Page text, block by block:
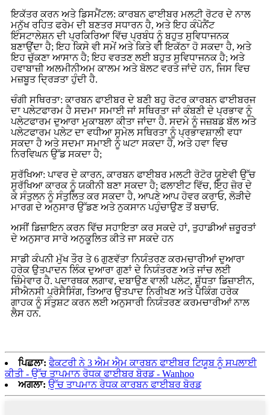
ਇਕੱਤਰ ਕਰਨ ਅਤੇ ਡਿਸਮੈਂਟਲ: ਕਾਰਬਨ ਫਾਈਬਰ ਮਲਟੀ ਰੋਟਰ ਦੇ ਨਾਲ
ਮਨੁੱਖ ਰਹਿਤ ਫਰੇਮ ਦੀ ਬਣਤਰ ਸਧਾਰਨ ਹੈ, ਅਤੇ ਇਹ ਕੰਪੋਨੈਂਟ
ਇੰਸਟਾਲੇਸ਼ਨ ਦੀ ਪ੍ਰਕਿਰਿਆ ਵਿੱਚ ਪ੍ਰਬੰਧ ਨੂੰ ਬਹੁਤ ਸੁਵਿਧਾਜਨਕ
ਬਣਾਉਂਦਾ ਹੈ; ਇਹ ਕਿਸੇ ਵੀ ਸਮੇਂ ਅਤੇ ਕਿਤੇ ਵੀ ਇਕੱਠਾ ਹੋ ਸਕਦਾ ਹੈ, ਅਤੇ
ਇਹ ਚੁੱਕਣਾ ਆਸਾਨ ਹੈ; ਇਹ ਵਰਤਣ ਲਈ ਬਹੁਤ ਸੁਵਿਧਾਜਨਕ ਹੈ; ਅਤੇ
ਹਵਾਬਾਜ਼ੀ ਅਲਮੀਨੀਅਮ ਕਾਲਮ ਅਤੇ ਬੋਲਟ ਵਰਤੇ ਜਾਂਦੇ ਹਨ, ਜਿਸ ਵਿਚ
ਮਜ਼ਬੂਤ ​​ਦ੍ਰਿੜਤਾ ਹੁੰਦੀ ਹੈ.
ਚੰਗੀ ਸਥਿਰਤਾ: ਕਾਰਬਨ ਫਾਈਬਰ ਦੇ ਬਣੀ ਬਹੁ ਰੋਟਰ ਕਾਰਬਨ ਫਾਈਬਰਜ
ਦਾ ਪਲੇਟਫਾਰਮ ਹੈ ਸਦਮਾ ਸਮਾਈ ਜਾਂ ਸਥਿਰਤਾ ਜਾਂ ਕੰਬਣੀ ਦੇ ਪ੍ਰਭਾਵ ਨੂੰ
ਪਲੇਟਫਾਰਮ ਦੁਆਰਾ ਮੁਕਾਬਲਾ ਕੀਤਾ ਜਾਂਦਾ ਹੈ. ਸਦਮੇ ਨੂੰ ਜਜ਼ਬਡ ਬੱਲ ਅਤੇ
ਪਲੇਟਫਾਰਮ ਪਲੇਟ ਦਾ ਵਧੀਆ ਸੁਮੇਲ ਸਥਿਰਤਾ ਨੂੰ ਪ੍ਰਭਾਵਸ਼ਾਲੀ ਵਧਾ
ਸਕਦਾ ਹੈ ਅਤੇ ਸਦਮਾ ਸਮਾਈ ਨੂੰ ਘਟਾ ਸਕਦਾ ਹੈ, ਅਤੇ ਹਵਾ ਵਿਚ
ਨਿਰਵਿਘਨ ਉੱਡ ਸਕਦਾ ਹੈ;
ਸੁਰੱਖਿਆ: ਪਾਵਰ ਦੇ ਕਾਰਨ, ਕਾਰਬਨ ਫਾਈਬਰ ਮਲਟੀ ਰੋਟੋਰ ਯੂਏਵੀ ਉੱਚ
ਸੁਰੱਖਿਆ ਕਾਰਕ ਨੂੰ ਯਕੀਨੀ ਬਣਾ ਸਕਦਾ ਹੈ; ਫਲਾਈਟ ਵਿੱਚ, ਇਹ ਜ਼ੋਰ ਦੇ
ਕੇ ਸੰਤੁਲਨ ਨੂੰ ਸੰਤੁਲਿਤ ਕਰ ਸਕਦਾ ਹੈ, ਆਪਣੇ ਆਪ ਹੋਵਰ ਕਰਾਓ, ਲੋੜੀਦੇ
ਮਾਰਗ ਦੇ ਅਨੁਸਾਰ ਉੱਡਣ ਅਤੇ ਨੁਕਸਾਨ ਪਹੁੰਚਾਉਣ ਤੋਂ ਬਚਾਓ.
ਅਸੀਂ ਡਿਜ਼ਾਇਨ ਕਰਨ ਵਿੱਚ ਸਹਾਇਤਾ ਕਰ ਸਕਦੇ ਹਾਂ, ਤੁਹਾਡੀਆਂ ਜ਼ਰੂਰਤਾਂ
ਦੇ ਅਨੁਸਾਰ ਸਾਰੇ ਅਨੁਕੂਲਿਤ ਕੀਤੇ ਜਾ ਸਕਦੇ ਹਨ
ਸਾਡੀ ਕੰਪਨੀ ਮੁੱਖ ਤੌਰ ਤੇ 6 ਗੁਣਵੱਤਾ ਨਿਯੰਤਰਣ ਕਰਮਚਾਰੀਆਂ ਦੁਆਰਾ
ਹਰੇਕ ਉਤਪਾਦਨ ਲਿੰਕ ਦੁਆਰਾ ਗੁਣਾਂ ਦੇ ਨਿਯੰਤਰਣ ਅਤੇ ਜਾਂਚ ਲਈ
ਜ਼ਿੰਮੇਵਾਰ ਹੈ. ਪਦਾਰਥਕ ਲਗਾਵ, ਦਬਾਉਣ ਵਾਲੀ ਪਲੇਟ, ਸ਼ੁੱਧਤਾ ਡਿਜ਼ਾਈਨ,
ਸੀਐਨਸੀ ਪ੍ਰੋਸੈਸਿੰਗ, ਤਿਆਰ ਉਤਪਾਦ ਨਿਰੀਖਣ ਅਤੇ ਪੈਕਿੰਗ ਹਰੇਕ
ਗਾਹਕ ਨੂੰ ਸੰਤੁਸ਼ਟ ਕਰਨ ਲਈ ਅਨੁਸਾਰੀ ਨਿਯੰਤਰਣ ਕਰਮਚਾਰੀਆਂ ਨਾਲ
ਲੈਸ ਹਨ.
ਪਿਛਲਾ: ਫੈਕਟਰੀ ਨੇ 3 ਐਮ ਐਮ ਕਾਰਬਨ ਫਾਈਬਰ ਟਿਯੂਬ ਨੂੰ ਸਪਲਾਈ
ਕੀਤੀ - ਉੱਚ ਤਾਪਮਾਨ ਰੋਧਕ ਫਾਈਬਰ ਬੋਰਡ - Wanhoo
ਅਗਲਾ: ਉੱਚ ਤਾਪਮਾਨ ਰੋਧਕ ਕਾਰਬਨ ਫਾਈਬਰ ਬੋਰਡ